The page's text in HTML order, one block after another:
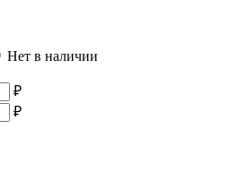
Нет в наличии
₽
₽